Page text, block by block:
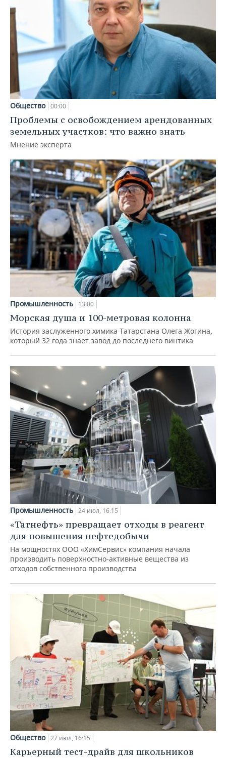
Общество 00:00
Проблемы с освобождением арендованных
земельных участков: что важно знать
Мнение эксперта
Промышленность 13:00
Морская душа и 100-метровая колонна
История заслуженного химика Татарстана Олега Жогина,
который 32 года знает завод до последнего винтика
Промышленность 24 июл, 16:15
«Татнефть» превращает отходы в реагент
для повышения нефтедобычи
На мощностях ООО «ХимСервис» компания начала
производить поверхностно-активные вещества из
отходов собственного производства
Общество 27 июл, 16:15
Карьерный тест-драйв для школьников